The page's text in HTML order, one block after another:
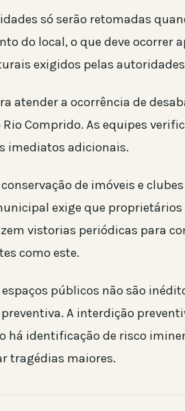
só serão retomadas
do local, o que deve ocorrer
exigidos pelas
atender a ocorrência de
Comprido. As equipes
imediatos adicionais.
de imóveis e
exige que proprietários
vistorias periódicas para
como este.
públicos não são
A interdição
há identificação de risco
tragédias maiores.